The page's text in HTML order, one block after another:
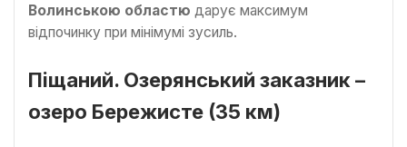
Волинською областю дарує максимум
відпочинку при мінімумі зусиль.
Піщаний. Озерянський заказник –
озеро Бережисте (35 км)